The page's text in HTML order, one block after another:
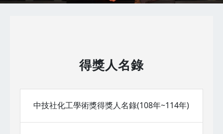
得獎人名錄
中技社化工學術獎得獎人名錄(108年~114年)